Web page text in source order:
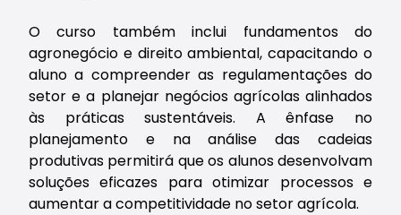
O curso também inclui fundamentos do
agronegócio e direito ambiental, capacitando o
aluno a compreender as regulamentações do
setor e a planejar negócios agrícolas alinhados
às práticas sustentáveis. A ênfase no
planejamento e na análise das cadeias
produtivas permitirá que os alunos desenvolvam
soluções eficazes para otimizar processos e
aumentar a competitividade no setor agrícola.